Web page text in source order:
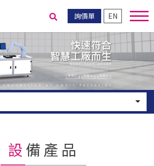
詢價單 EN
送出搜尋
設備產品